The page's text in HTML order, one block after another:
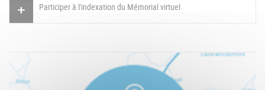
Participer à l'indexation du Mémorial virtuel